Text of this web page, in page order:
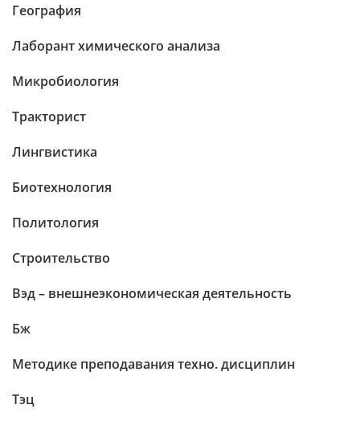
География
Лаборант химического анализа
Микробиология
Тракторист
Лингвистика
Биотехнология
Политология
Строительство
Вэд – внешнеэкономическая деятельность
Бж
Методике преподавания техно. дисциплин
Тэц